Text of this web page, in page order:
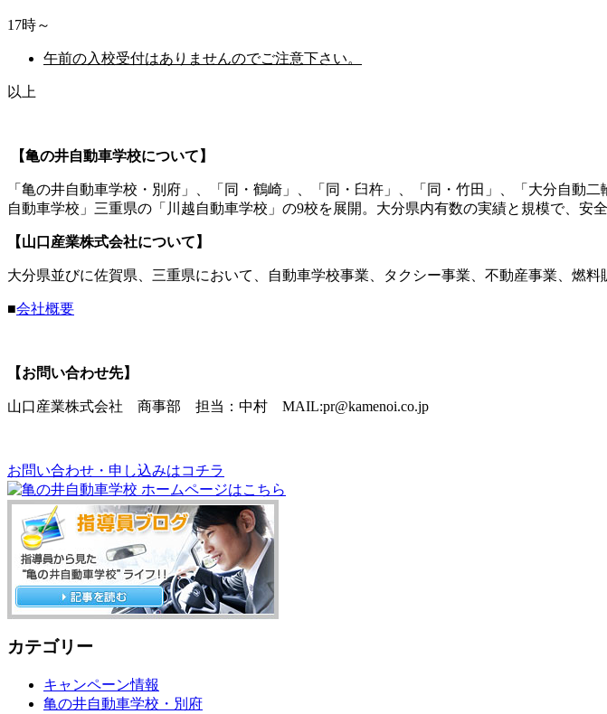
17時～
午前の入校受付はありませんのでご注意下さい。
以上
【亀の井自動車学校について】
「亀の井自動車学校・別府」、「同・鶴崎」、「同・臼杵」、「同・竹田」、「大分自動
自動車学校」三重県の「川越自動車学校」の9校を展開。大分県内有数の実績と規模で、安
【山口産業株式会社について】
大分県並びに佐賀県、三重県において、自動車学校事業、タクシー事業、不動産事業、燃料
■会社概要
【お問い合わせ先】
山口産業株式会社 商事部 担当：中村 MAIL:pr@kamenoi.co.jp
お問い合わせ・申し込みはコチラ
カテゴリー
キャンペーン情報
亀の井自動車学校・別府